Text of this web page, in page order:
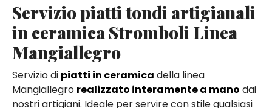
Servizio piatti tondi artigianali
in ceramica Stromboli Linea
Mangiallegro
Servizio di piatti in ceramica della linea
Mangiallegro realizzato interamente a mano dai
nostri artigiani. Ideale per servire con stile qualsiasi